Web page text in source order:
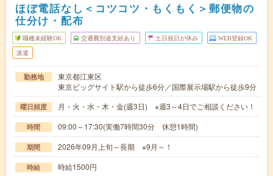
ほぼ電話なし＜コツコツ・もくもく＞郵便物の
仕分け・配布
職種未経験OK 交通費別途支給あり 土日祝日が休み WEB登録OK
派遣
勤務地
東京都江東区
東京ビッグサイト駅から徒歩6分／国際展示場駅から徒歩9分
曜日頻度 月・火・水・木・金(週3日) ※週3～4日でご相談ください！
時間 09:00～17:30(実働7時間30分 休憩1時間)
期間 2026年09月上旬～長期 ※9月～！
時給 時給1500円